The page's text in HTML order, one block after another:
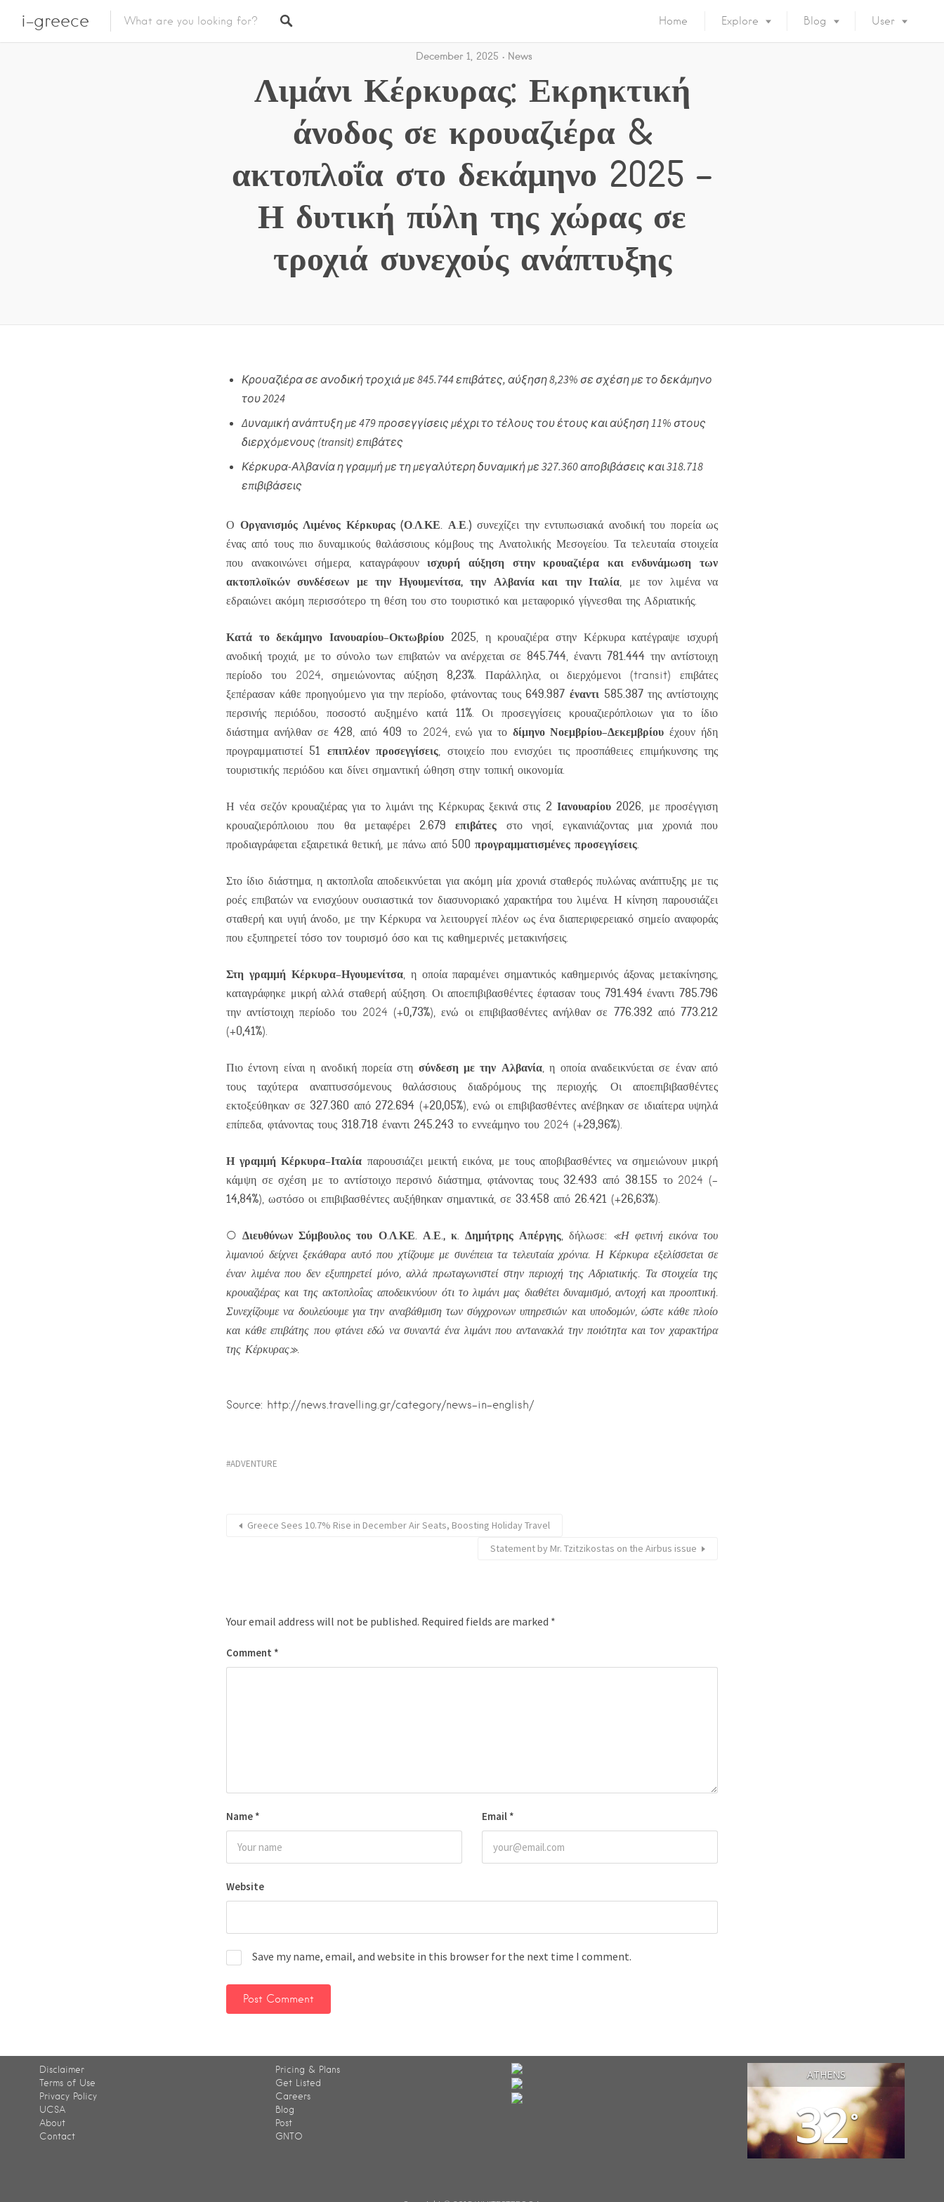
i-greece Home Explore Blog User
December 1, 2025 News
Λιμάνι Κέρκυρας: Εκρηκτική
άνοδος σε κρουαζιέρα &
ακτοπλοΐα στο δεκάμηνο 2025 –
Η δυτική πύλη της χώρας σε
τροχιά συνεχούς ανάπτυξης
Κρουαζιέρα σε ανοδική τροχιά με 845.744 επιβάτες, αύξηση 8,23% σε σχέση με το δεκάμηνο
του 2024
Δυναμική ανάπτυξη με 479 προσεγγίσεις μέχρι το τέλους του έτους και αύξηση 11% στους
διερχόμενους (transit) επιβάτες
Κέρκυρα-Αλβανία η γραμμή με τη μεγαλύτερη δυναμική με 327.360 αποβιβάσεις και 318.718
επιβιβάσεις
Ο Οργανισμός Λιμένος Κέρκυρας (Ο.Λ.ΚΕ. Α.Ε.) συνεχίζει την εντυπωσιακά ανοδική του πορεία ως
ένας από τους πιο δυναμικούς θαλάσσιους κόμβους της Ανατολικής Μεσογείου. Τα τελευταία στοιχεία
που ανακοινώνει σήμερα, καταγράφουνισχυρή αύξηση στην κρουαζιέρα και ενδυνάμωση των
ακτοπλοϊκών συνδέσεων με την Ηγουμενίτσα, την Αλβανία και την Ιταλία, με τον λιμένα να
εδραιώνει ακόμη περισσότερο τη θέση του στο τουριστικό και μεταφορικό γίγνεσθαι της Αδριατικής.
Κατά το δεκάμηνο Ιανουαρίου–Οκτωβρίου 2025, η κρουαζιέρα στην Κέρκυρα κατέγραψε ισχυρή
ανοδική τροχιά, με το σύνολο των επιβατών να ανέρχεται σε 845.744, έναντι781.444 την αντίστοιχη
περίοδο του 2024, σημειώνοντας αύξηση 8,23%. Παράλληλα, οι διερχόμενοι (transit) επιβάτες
ξεπέρασαν κάθε προηγούμενο για την περίοδο, φτάνοντας τους 649.987 έναντι 585.387της αντίστοιχης
περσινής περιόδου, ποσοστό αυξημένο κατά 11%. Οι προσεγγίσεις κρουαζιερόπλοιων για το ίδιο
διάστημα ανήλθαν σε428, από 409 το 2024, ενώ για το δίμηνο Νοεμβρίου–Δεκεμβρίου έχουν ήδη
προγραμματιστεί 51 επιπλέον προσεγγίσεις, στοιχείο που ενισχύει τις προσπάθειες επιμήκυνσης της
τουριστικής περιόδου και δίνει σημαντική ώθηση στην τοπική οικονομία.
Η νέα σεζόν κρουαζιέρας για το λιμάνι της Κέρκυρας ξεκινά στις 2 Ιανουαρίου 2026, με προσέγγιση
κρουαζιερόπλοιου που θα μεταφέρει 2.679 επιβάτες στο νησί, εγκαινιάζοντας μια χρονιά που
προδιαγράφεται εξαιρετικά θετική, με πάνω από 500 προγραμματισμένες προσεγγίσεις.
Στο ίδιο διάστημα, η ακτοπλοΐα αποδεικνύεται για ακόμη μία χρονιά σταθερός πυλώνας ανάπτυξης με τις
ροές επιβατών να ενισχύουν ουσιαστικά τον διασυνοριακό χαρακτήρα του λιμένα. Η κίνηση παρουσιάζει
σταθερή και υγιή άνοδο, με την Κέρκυρα να λειτουργεί πλέον ως ένα διαπεριφερειακό σημείο αναφοράς
που εξυπηρετεί τόσο τον τουρισμό όσο και τις καθημερινές μετακινήσεις.
Στη γραμμή Κέρκυρα–Ηγουμενίτσα, η οποία παραμένει σημαντικός καθημερινός άξονας μετακίνησης,
καταγράφηκε μικρή αλλά σταθερή αύξηση. Οι αποεπιβιβασθέντες έφτασαν τους 791.494έναντι785.796
την αντίστοιχη περίοδο του 2024 (+0,73%), ενώ οι επιβιβασθέντες ανήλθαν σε 776.392από773.212
(+0,41%).
Πιο έντονη είναι η ανοδική πορεία στη σύνδεση με την Αλβανία, η οποία αναδεικνύεται σε έναν από
τους ταχύτερα αναπτυσσόμενους θαλάσσιους διαδρόμους της περιοχής. Οι αποεπιβιβασθέντες
εκτοξεύθηκαν σε 327.360 από 272.694 (+20,05%), ενώ οι επιβιβασθέντες ανέβηκαν σε ιδιαίτερα υψηλά
επίπεδα, φτάνοντας τους 318.718 έναντι 245.243 το εννεάμηνο του 2024 (+29,96%).
Η γραμμή Κέρκυρα–Ιταλία παρουσιάζει μεικτή εικόνα, με τους αποβιβασθέντες να σημειώνουν μικρή
κάμψη σε σχέση με το αντίστοιχο περσινό διάστημα, φτάνοντας τους 32.493 από 38.155 το 2024 (–
14,84%), ωστόσο οι επιβιβασθέντες αυξήθηκαν σημαντικά, σε 33.458 από 26.421 (+26,63%).
OΔιευθύνων Σύμβουλος του Ο.Λ.ΚΕ. Α.Ε., κ. Δημήτρης Απέργης, δήλωσε: «Η φετινή εικόνα του
λιμανιού δείχνει ξεκάθαρα αυτό που χτίζουμε με συνέπεια τα τελευταία χρόνια. Η Κέρκυρα εξελίσσεται σε
έναν λιμένα που δεν εξυπηρετεί μόνο, αλλά πρωταγωνιστεί στην περιοχή της Αδριατικής. Τα στοιχεία της
κρουαζιέρας και της ακτοπλοΐας αποδεικνύουν ότι το λιμάνι μας διαθέτει δυναμισμό, αντοχή και προοπτική.
Συνεχίζουμε να δουλεύουμε για την αναβάθμιση των σύγχρονων υπηρεσιών και υποδομών, ώστε κάθε πλοίο
και κάθε επιβάτης που φτάνει εδώ να συναντά ένα λιμάνι που αντανακλά την ποιότητα και τον χαρακτήρα
της Κέρκυρας».
Source: http://news.travelling.gr/category/news-in-english/
ADVENTURE
Greece Sees 10.7% Rise in December Air Seats, Boosting Holiday Travel
Statement by Mr. Tzitzikostas on the Airbus issue
Your email address will not be published. Required fields are marked *
Comment *
Name * Email *
Website
Save my name, email, and website in this browser for the next time I comment.
Disclaimer
Terms of Use
Privacy Policy
UCSA
About
Contact
Pricing & Plans
Get Listed
Careers
Blog
Post
GNTO
ATHENS
32°